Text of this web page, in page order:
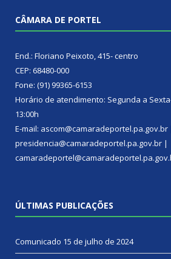
CÂMARA DE PORTEL
End.: Floriano Peixoto, 415- centro
CEP: 68480-000
Fone: (91) 99365-6153
Horário de atendimento: Segunda a
13:00h
E-mail: ascom@camaradeportel.pa.gov.br
presidencia@camaradeportel.pa.gov.br |
ÚLTIMAS PUBLICAÇÕES
Comunicado 15 de julho de 2024